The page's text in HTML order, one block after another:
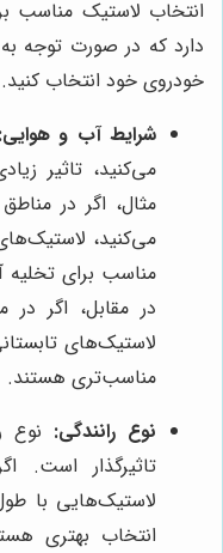
انتخاب لاستیک مناسب
دارد که در صورت توجه به
خودروی خود انتخاب
شرایط آب و هوایی:
می‌کنید، تاثیر
مثال، اگر در
می‌کنید،
مناسب برای تخلیه
در مقابل، اگر
لاستیک‌های
مناسب‌تری هستند.
نوع رانندگی: نوع
تاثیرگذار است.
لاستیک‌هایی با
انتخاب بهتری